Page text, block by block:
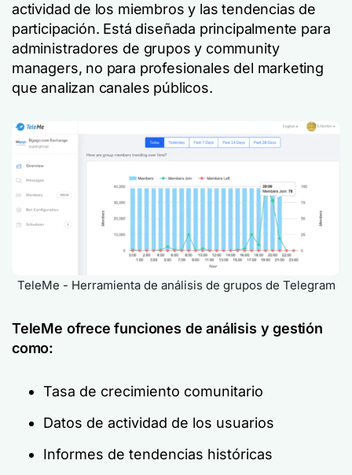
actividad de los miembros y las tendencias de
participación. Está diseñada principalmente para
administradores de grupos y community
managers, no para profesionales del marketing
que analizan canales públicos.
TeleMe - Herramienta de análisis de grupos de Telegram
TeleMe ofrece funciones de análisis y gestión
como:
Tasa de crecimiento comunitario
Datos de actividad de los usuarios
Informes de tendencias históricas